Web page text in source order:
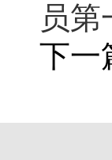
员第
下一